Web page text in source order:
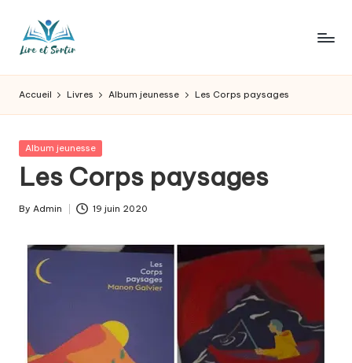
L
ir
e
e
t
s
r
pour
les
goûts,
des
pour
les
jours.
Accueil Livres Album jeunesse Les Corps paysages
Posted
Album jeunesse
Les Corps paysages
Posted
By Admin 19 juin 2020